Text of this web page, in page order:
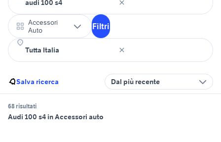
Accessori
Auto
Filtri
Salva ricerca Dal più recente
68 risultati
Audi 100 s4 in Accessori auto